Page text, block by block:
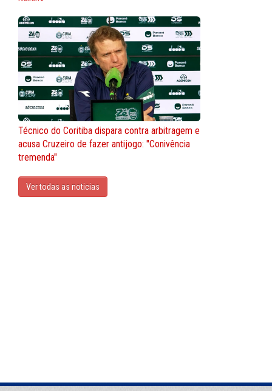
Técnico do Coritiba dispara contra arbitragem e
acusa Cruzeiro de fazer antijogo: "Conivência
tremenda"
Ver todas as noticias